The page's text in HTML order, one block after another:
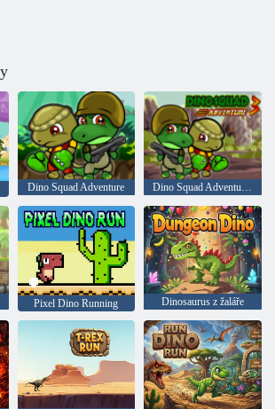
Dino Squad Adventure Dino Squad Adventure 3
Pixel Dino Running Dinosaurus z žaláře